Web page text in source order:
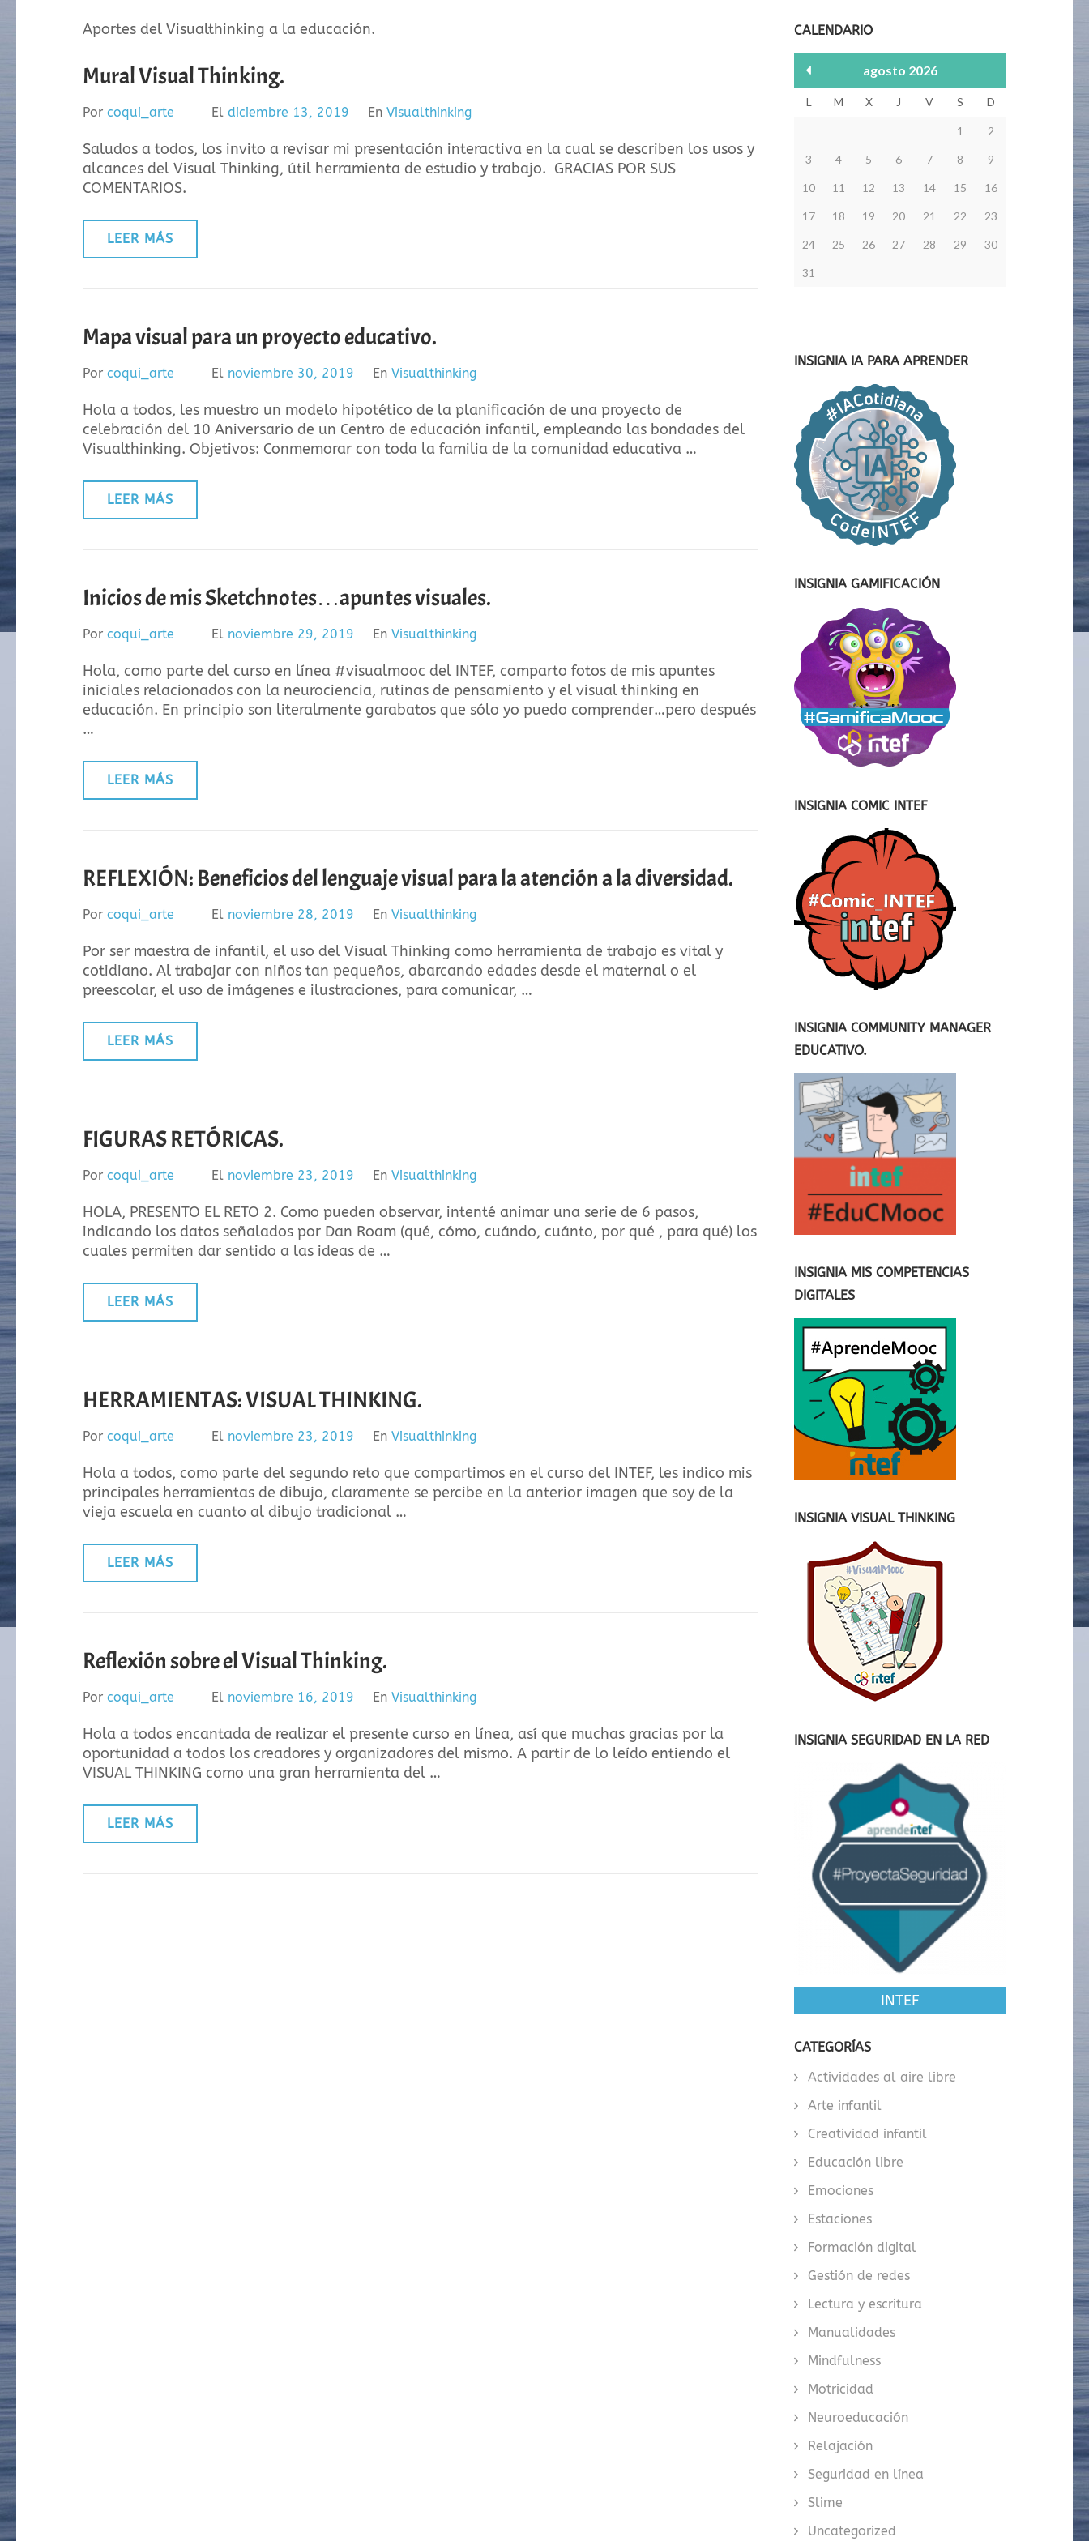
Aportes del Visualthinking a la educación.
Mural Visual Thinking.
Por coqui_arte El diciembre 13, 2019 En Visualthinking
Saludos a todos, los invito a revisar mi presentación interactiva en la cual se describen los usos y
alcances del Visual Thinking, útil herramienta de estudio y trabajo. GRACIAS POR SUS
COMENTARIOS.
LEER MÁS
Mapa visual para un proyecto educativo.
Por coqui_arte El noviembre 30, 2019 En Visualthinking
Hola a todos, les muestro un modelo hipotético de la planificación de una proyecto de
celebración del 10 Aniversario de un Centro de educación infantil, empleando las bondades del
Visualthinking. Objetivos: Conmemorar con toda la familia de la comunidad educativa …
LEER MÁS
Inicios de mis Sketchnotes…apuntes visuales.
Por coqui_arte El noviembre 29, 2019 En Visualthinking
Hola, como parte del curso en línea #visualmooc del INTEF, comparto fotos de mis apuntes
iniciales relacionados con la neurociencia, rutinas de pensamiento y el visual thinking en
educación. En principio son literalmente garabatos que sólo yo puedo comprender…pero después
…
LEER MÁS
REFLEXIÓN: Beneficios del lenguaje visual para la atención a la diversidad.
Por coqui_arte El noviembre 28, 2019 En Visualthinking
Por ser maestra de infantil, el uso del Visual Thinking como herramienta de trabajo es vital y
cotidiano. Al trabajar con niños tan pequeños, abarcando edades desde el maternal o el
preescolar, el uso de imágenes e ilustraciones, para comunicar, …
LEER MÁS
FIGURAS RETÓRICAS.
Por coqui_arte El noviembre 23, 2019 En Visualthinking
HOLA, PRESENTO EL RETO 2. Como pueden observar, intenté animar una serie de 6 pasos,
indicando los datos señalados por Dan Roam (qué, cómo, cuándo, cuánto, por qué , para qué) los
cuales permiten dar sentido a las ideas de …
LEER MÁS
HERRAMIENTAS: VISUAL THINKING.
Por coqui_arte El noviembre 23, 2019 En Visualthinking
Hola a todos, como parte del segundo reto que compartimos en el curso del INTEF, les indico mis
principales herramientas de dibujo, claramente se percibe en la anterior imagen que soy de la
vieja escuela en cuanto al dibujo tradicional …
LEER MÁS
Reflexión sobre el Visual Thinking.
Por coqui_arte El noviembre 16, 2019 En Visualthinking
Hola a todos encantada de realizar el presente curso en línea, así que muchas gracias por la
oportunidad a todos los creadores y organizadores del mismo. A partir de lo leído entiendo el
VISUAL THINKING como una gran herramienta del …
LEER MÁS
CALENDARIO
agosto 2026
L M X J V S D
1 2
3 4 5 6 7 8 9
10 11 12 13 14 15 16
17 18 19 20 21 22 23
24 25 26 27 28 29 30
31
INSIGNIA IA PARA APRENDER
INSIGNIA GAMIFICACIÓN
INSIGNIA COMIC INTEF
INSIGNIA COMMUNITY MANAGER
EDUCATIVO.
INSIGNIA MIS COMPETENCIAS
DIGITALES
INSIGNIA VISUAL THINKING
INSIGNIA SEGURIDAD EN LA RED
INTEF
CATEGORÍAS
Actividades al aire libre
Arte infantil
Creatividad infantil
Educación libre
Emociones
Estaciones
Formación digital
Gestión de redes
Lectura y escritura
Manualidades
Mindfulness
Motricidad
Neuroeducación
Relajación
Seguridad en línea
Slime
Uncategorized